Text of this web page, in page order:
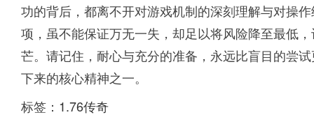
功的背后，都离不开对游戏机制的深刻理解与对操
项，虽不能保证万无一失，却足以将风险降至最低
芒。请记住，耐心与充分的准备，永远比盲目的尝
下来的核心精神之一。
标签： 1.76传奇